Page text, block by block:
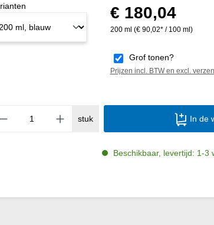
Normale prijs:
€ 180,04
200 ml (€ 90,02* / 100 ml)
Grof tonen?
Prijzen incl. BTW en excl.
stuk In de
Beschikbaar, levertijd: 1-3